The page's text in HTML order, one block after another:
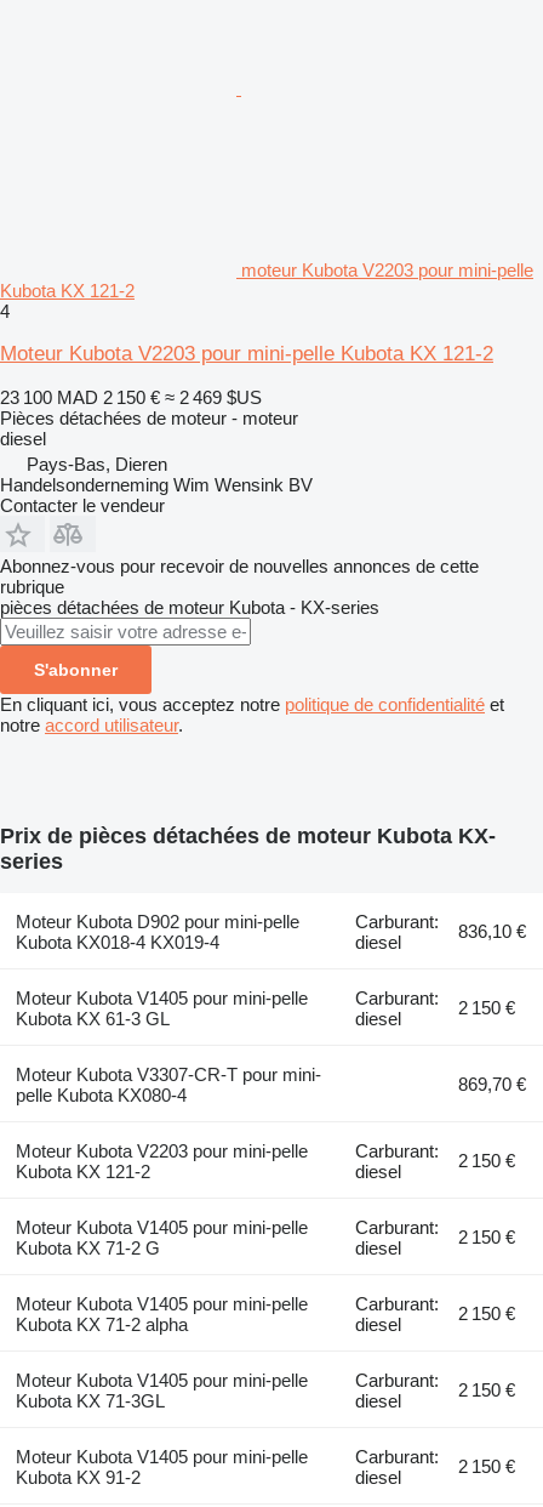
moteur Kubota V2203 pour mini-pelle
Kubota KX 121-2
4
Moteur Kubota V2203 pour mini-pelle Kubota KX 121-2
23 100 MAD 2 150 € ≈ 2 469 $US
Pièces détachées de moteur - moteur
diesel
Pays-Bas, Dieren
Handelsonderneming Wim Wensink BV
Contacter le vendeur
Abonnez-vous pour recevoir de nouvelles annonces de cette
rubrique
pièces détachées de moteur Kubota - KX-series
S'abonner
En cliquant ici, vous acceptez notre politique de confidentialité et
notre accord utilisateur.
Prix de pièces détachées de moteur Kubota KX-
series
Moteur Kubota D902 pour mini-pelle
Kubota KX018-4 KX019-4
Carburant:
diesel
836,10 €
Moteur Kubota V1405 pour mini-pelle
Kubota KX 61-3 GL
Carburant:
diesel
2 150 €
Moteur Kubota V3307-CR-T pour mini-
pelle Kubota KX080-4
869,70 €
Moteur Kubota V2203 pour mini-pelle
Kubota KX 121-2
Carburant:
diesel
2 150 €
Moteur Kubota V1405 pour mini-pelle
Kubota KX 71-2 G
Carburant:
diesel
2 150 €
Moteur Kubota V1405 pour mini-pelle
Kubota KX 71-2 alpha
Carburant:
diesel
2 150 €
Moteur Kubota V1405 pour mini-pelle
Kubota KX 71-3GL
Carburant:
diesel
2 150 €
Moteur Kubota V1405 pour mini-pelle
Kubota KX 91-2
Carburant:
diesel
2 150 €